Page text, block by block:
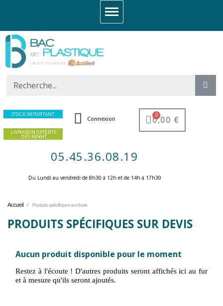
STOCK IMPORTANT
LIVRAISON OFFERTE
DES 350€HT
Connexion 0,00 €
05.45.36.08.19
Du Lundi au vendredi de 8h30 à 12h et de 14h à 17h30 ​
Accueil Produits spécifiques sur devis
PRODUITS SPÉCIFIQUES SUR DEVIS
Aucun produit disponible pour le moment
Restez à l'écoute ! D'autres produits seront affichés ici au fur
et à mesure qu'ils seront ajoutés.